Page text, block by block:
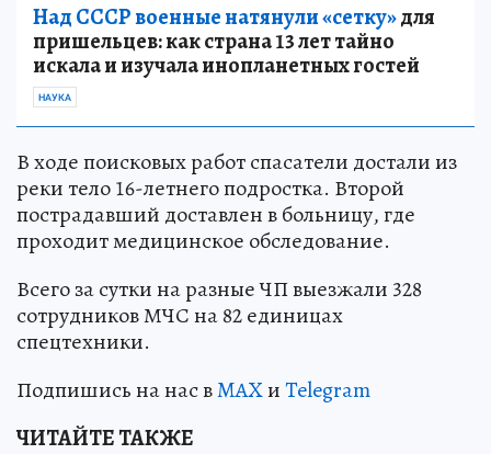
Над СССР военные натянули «сетку»для
пришельцев: как страна 13 лет тайно
искала и изучала инопланетных гостей
НАУКА
В ходе поисковых работ спасатели достали из
реки тело 16-летнего подростка. Второй
пострадавший доставлен в больницу, где
проходит медицинское обследование.
Всего за сутки на разные ЧП выезжали 328
сотрудников МЧС на 82 единицах
спецтехники.
Подпишись на нас вMAXиTelegram
ЧИТАЙТЕ ТАКЖЕ